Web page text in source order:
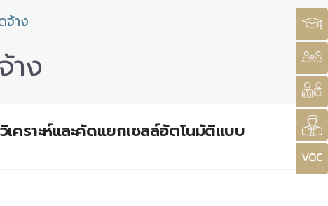
จ้าง
าง
คราะห์และคัดแยกเซลล์อัตโนมัติแบบ